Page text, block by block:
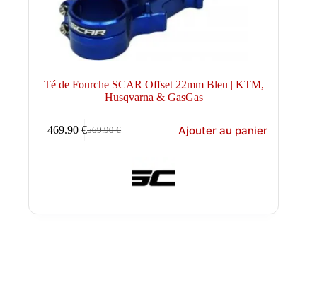
Té de Fourche SCAR Offset 22mm Bleu | KTM,
Husqvarna & GasGas
569.90€
Le
469.90€Le
Ajouter au panier